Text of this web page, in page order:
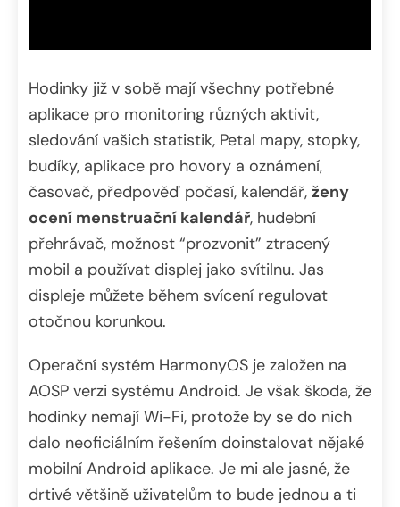
Hodinky již v sobě mají všechny potřebné
aplikace pro monitoring různých aktivit,
sledování vašich statistik, Petal mapy, stopky,
budíky, aplikace pro hovory a oznámení,
časovač, předpověď počasí, kalendář, ženy
ocení menstruační kalendář, hudební
přehrávač, možnost “prozvonit” ztracený
mobil a používat displej jako svítilnu. Jas
displeje můžete během svícení regulovat
otočnou korunkou.
Operační systém HarmonyOS je založen na
AOSP verzi systému Android. Je však škoda, že
hodinky nemají Wi-Fi, protože by se do nich
dalo neoficiálním řešením doinstalovat nějaké
mobilní Android aplikace. Je mi ale jasné, že
drtivé většině uživatelům to bude jednou a ti